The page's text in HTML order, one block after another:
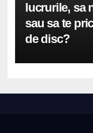
lucrurile, sa
sau sa te
de disc?